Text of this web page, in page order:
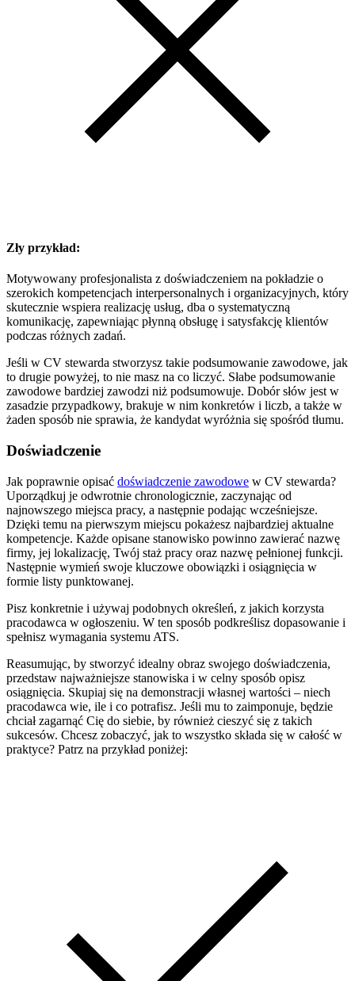
Zły przykład:
Motywowany profesjonalista z doświadczeniem na pokładzie o
szerokich kompetencjach interpersonalnych i organizacyjnych, który
skutecznie wspiera realizację usług, dba o systematyczną
komunikację, zapewniając płynną obsługę i satysfakcję klientów
podczas różnych zadań.
Jeśli w CV stewarda stworzysz takie podsumowanie zawodowe, jak
to drugie powyżej, to nie masz na co liczyć. Słabe podsumowanie
zawodowe bardziej zawodzi niż podsumowuje. Dobór słów jest w
zasadzie przypadkowy, brakuje w nim konkretów i liczb, a także w
żaden sposób nie sprawia, że kandydat wyróżnia się spośród tłumu.
Doświadczenie
Jak poprawnie opisać doświadczenie zawodowe w CV stewarda?
Uporządkuj je odwrotnie chronologicznie, zaczynając od
najnowszego miejsca pracy, a następnie podając wcześniejsze.
Dzięki temu na pierwszym miejscu pokażesz najbardziej aktualne
kompetencje. Każde opisane stanowisko powinno zawierać nazwę
firmy, jej lokalizację, Twój staż pracy oraz nazwę pełnionej funkcji.
Następnie wymień swoje kluczowe obowiązki i osiągnięcia w
formie listy punktowanej.
Pisz konkretnie i używaj podobnych określeń, z jakich korzysta
pracodawca w ogłoszeniu. W ten sposób podkreślisz dopasowanie i
spełnisz wymagania systemu ATS.
Reasumując, by stworzyć idealny obraz swojego doświadczenia,
przedstaw najważniejsze stanowiska i w celny sposób opisz
osiągnięcia. Skupiaj się na demonstracji własnej wartości – niech
pracodawca wie, ile i co potrafisz. Jeśli mu to zaimponuje, będzie
chciał zagarnąć Cię do siebie, by również cieszyć się z takich
sukcesów. Chcesz zobaczyć, jak to wszystko składa się w całość w
praktyce? Patrz na przykład poniżej: